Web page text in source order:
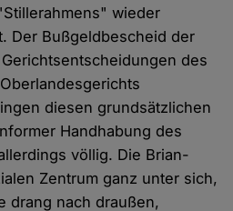
wieder
Der Bußgeldbescheid der
des
diesen grundsätzlichen
Handhabung des
völlig. Die Brian-
Zentrum ganz unter sich,
drang nach draußen,